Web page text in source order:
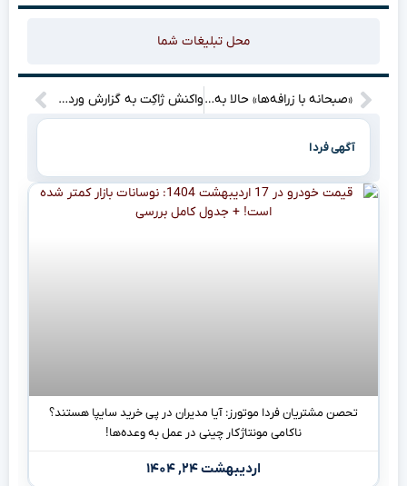
محل تبلیغات شما
«صبحانه با زرافه‌ها» حالا به صورت آنلاین در دسترس شماست! بیایید ببینیم چه ماجراجویی جالبی در انتظار ماست! واکنش ژاکِت به گزارش وردپرس ایران ۱۴۰۴: ما این ادعا را به چالش می‌کشیم!
آگهی فردا
تحصن مشتریان فردا موتورز: آیا مدیران در پی خرید سایپا هستند؟
ناکامی مونتاژکار چینی در عمل به وعده‌ها!
اردیبهشت ۲۴, ۱۴۰۴